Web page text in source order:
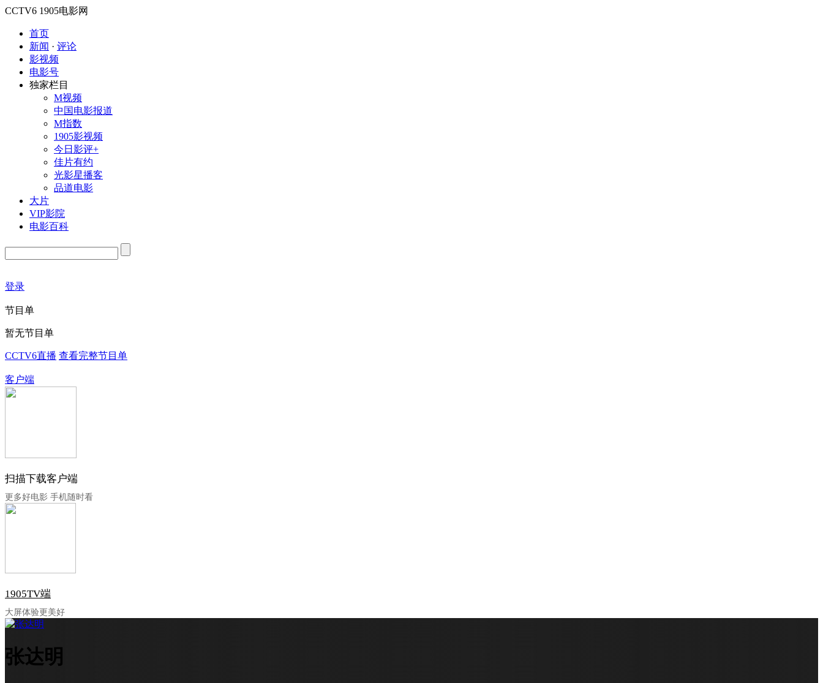
CCTV6 1905电影网
首页
新闻 · 评论
影视频
电影号
独家栏目
M视频
中国电影报道
M指数
1905影视频
今日影评+
佳片有约
光影星播客
品道电影
大片
VIP影院
电影百科
登录
节目单
暂无节目单
CCTV6直播 查看完整节目单
客户端
扫描下载客户端
更多好电影 手机随时看
1905TV端
大屏体验更美好
张达明